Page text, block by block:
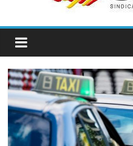
Programa de Radio TAXI